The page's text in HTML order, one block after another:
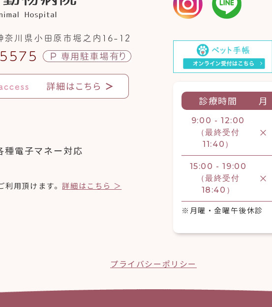
奈川県小田原市堀之内16-12
種電子マネー対応
利用頂けます。詳細はこちら ＞
診療時間 月
9:00 - 12:00
（最終受付
11:40）
×
15:00 - 19:00
（最終受付
18:40）
×
※月曜・金曜午後休診
プライバシーポリシー